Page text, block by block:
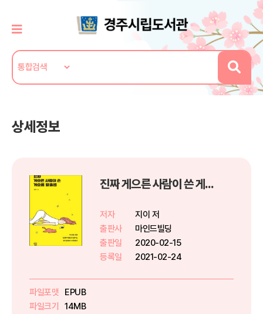
상세정보
진짜 게으른 사람이 쓴 게으름 탈출법
저자
지이 저
출판사
마인드빌딩
출판일
2020-02-15
등록일
2021-02-24
파일포맷
EPUB
파일크기
14MB